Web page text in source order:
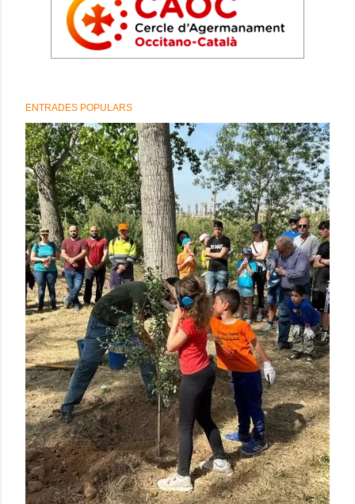
ENTRADES POPULARS